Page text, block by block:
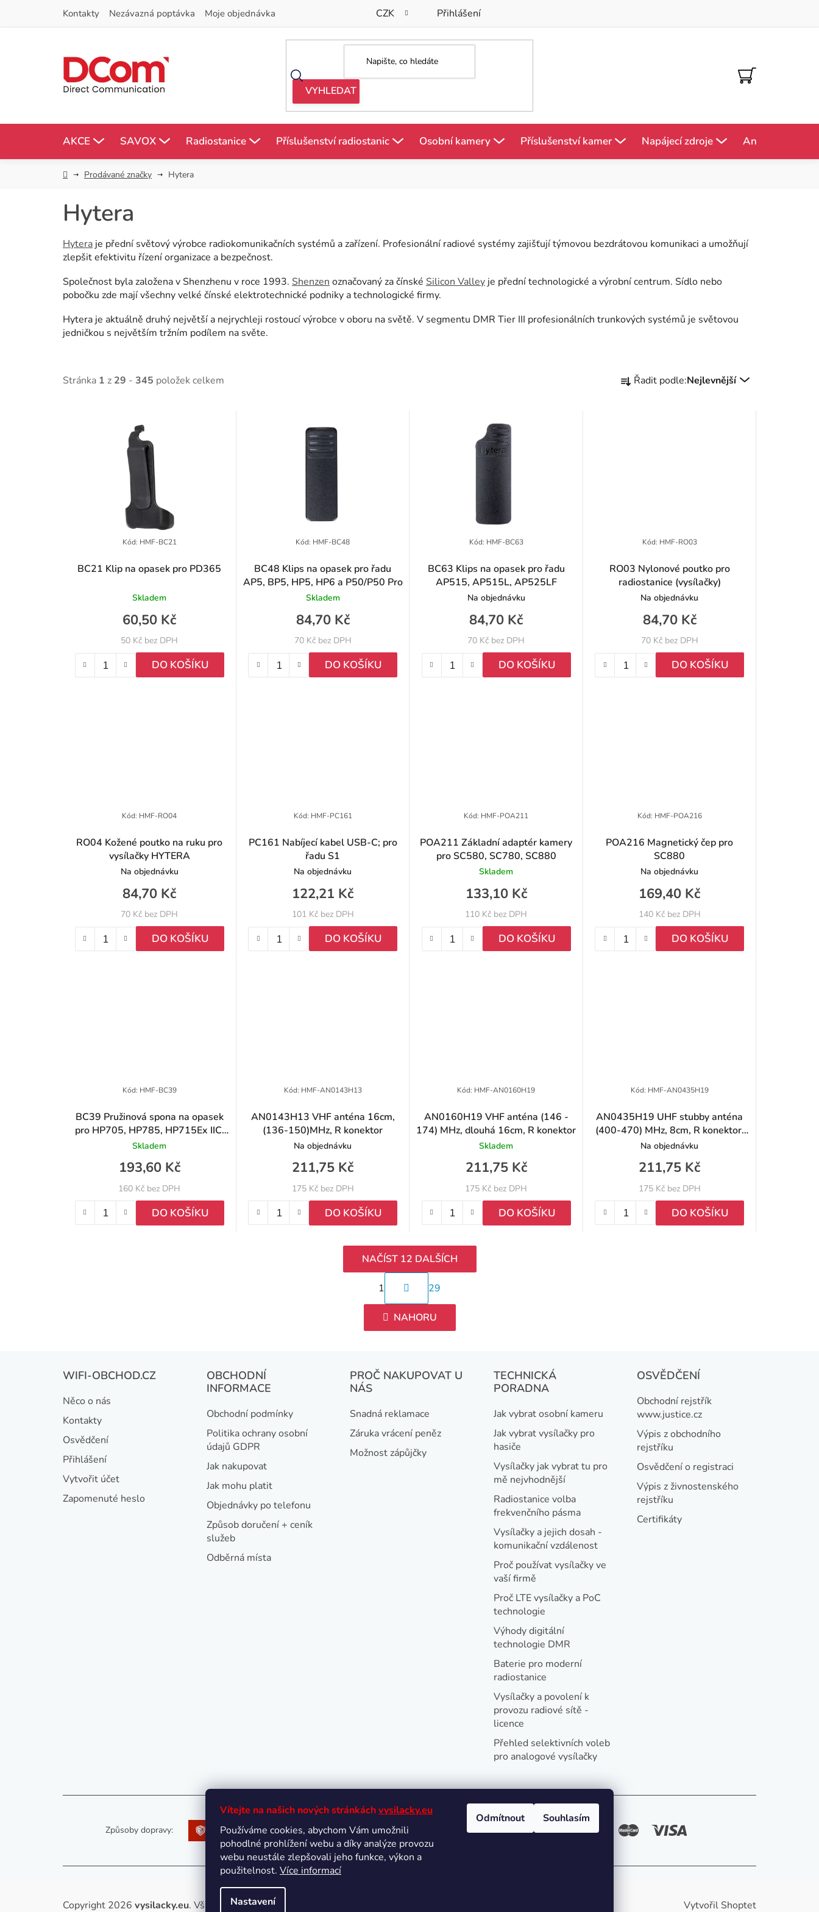
Vítejte na našich nových stránkáchvysilacky.eu
Používáme cookies, abychom Vám umožnili
pohodlné prohlížení webu a díky analýze provozu
webu neustále zlepšovali jeho funkce, výkon a
použitelnost. Více informací
Nastavení
Odmítnout Souhlasím
Kontakty Nezávazná poptávka Moje objednávka CZK Přihlášení
NÁKUPNÍ
KOŠÍK
AKCE SAVOX Radiostanice Příslušenství radiostanic Osobní kamery Příslušenství kamer Napájecí zdroje Antény
DomůProdávané značky Hytera
Hytera
Hytera je přední světový výrobce radiokomunikačních systémů a zařízení. Profesionální radiové systémy zajišťují týmovou bezdrátovou komunikaci a umožňují
zlepšit efektivitu řízení organizace a bezpečnost.
Společnost byla založena v Shenzhenu v roce 1993. Shenzen označovaný za čínské Silicon Valley je přední technologické a výrobní centrum. Sídlo nebo
pobočku zde mají všechny velké čínské elektrotechnické podniky a technologické firmy.
Hytera je aktuálně druhý největší a nejrychleji rostoucí výrobce v oboru na světě. V segmentu DMR Tier III profesionálních trunkových systémů je světovou
jedničkou s největším tržním podílem na světe.
Stránka 1 z 29 - 345 položek celkem
Ř
o
d
t
Řadit podle:Nejlevnější
BC21 Klip na opasek pro PD365
Skladem
50 Kč bez DPH
60,50 Kč
DO KOŠÍKU
Kód: HMF-BC21
BC48 Klips na opasek pro řadu
AP5, BP5, HP5, HP6 a P50/P50 Pro
Skladem
70 Kč bez DPH
84,70 Kč
DO KOŠÍKU
Kód: HMF-BC48
BC63 Klips na opasek pro řadu
AP515, AP515L, AP525LF
Na objednávku
70 Kč bez DPH
84,70 Kč
DO KOŠÍKU
Kód: HMF-BC63
RO03 Nylonové poutko pro
radiostanice (vysílačky)
Na objednávku
70 Kč bez DPH
84,70 Kč
DO KOŠÍKU
Kód: HMF-RO03
RO04 Kožené poutko na ruku pro
vysílačky HYTERA
Na objednávku
70 Kč bez DPH
84,70 Kč
DO KOŠÍKU
Kód: HMF-RO04
PC161 Nabíjecí kabel USB-C; pro
řadu S1
Na objednávku
101 Kč bez DPH
122,21 Kč
DO KOŠÍKU
Kód: HMF-PC161
POA211 Základní adaptér kamery
pro SC580, SC780, SC880
Skladem
110 Kč bez DPH
133,10 Kč
DO KOŠÍKU
Kód: HMF-POA211
POA216 Magnetický čep pro
SC880
Na objednávku
140 Kč bez DPH
169,40 Kč
DO KOŠÍKU
Kód: HMF-POA216
BC39 Pružinová spona na opasek
pro HP705, HP785, HP715Ex IIC,
HP795Ex IIC
Skladem
160 Kč bez DPH
193,60 Kč
DO KOŠÍKU
Kód: HMF-BC39
AN0143H13 VHF anténa 16cm,
(136-150)MHz, R konektor
Na objednávku
175 Kč bez DPH
211,75 Kč
DO KOŠÍKU
Kód: HMF-AN0143H13
AN0160H19 VHF anténa (146 -
174) MHz, dlouhá 16cm, R konektor
Skladem
175 Kč bez DPH
211,75 Kč
DO KOŠÍKU
Kód: HMF-AN0160H19
AN0435H19 UHF stubby anténa
(400-470) MHz, 8cm, R konektor,
pro řadu AP5 a BP5
Na objednávku
175 Kč bez DPH
211,75 Kč
DO KOŠÍKU
Kód: HMF-AN0435H19
v
l
a
í
p
r
NAČÍST 12 DALŠÍCH
S
r
á
v
n
í
1 29
NAHORU
WIFI-OBCHOD.CZ
Něco o nás
Kontakty
Osvědčení
Přihlášení
Vytvořit účet
Zapomenuté heslo
OBCHODNÍ
INFORMACE
Obchodní podmínky
Politika ochrany osobní
údajů GDPR
Jak nakupovat
Jak mohu platit
Objednávky po telefonu
Způsob doručení + ceník
služeb
Odběrná místa
PROČ NAKUPOVAT U
NÁS
Snadná reklamace
Záruka vrácení peněz
Možnost zápůjčky
TECHNICKÁ
PORADNA
Jak vybrat osobní kameru
Jak vybrat vysílačky pro
hasiče
Vysílačky jak vybrat tu pro
mě nejvhodnější
Radiostanice volba
frekvenčního pásma
Vysílačky a jejich dosah -
komunikační vzdálenost
Proč používat vysílačky ve
vaší firmě
Proč LTE vysílačky a PoC
technologie
Výhody digitální
technologie DMR
Baterie pro moderní
radiostanice
Vysílačky a povolení k
provozu radiové sítě -
licence
Přehled selektivních voleb
pro analogové vysílačky
OSVĚDČENÍ
Obchodní rejstřík
www.justice.cz
Výpis z obchodního
rejstříku
Osvědčení o registraci
Výpis z živnostenského
rejstříku
Certifikáty
Způsoby dopravy: Oblíbené způsoby platby:
Vytvořil Shoptet
Copyright 2026 vysilacky.eu. Všechna práva vyhrazena.